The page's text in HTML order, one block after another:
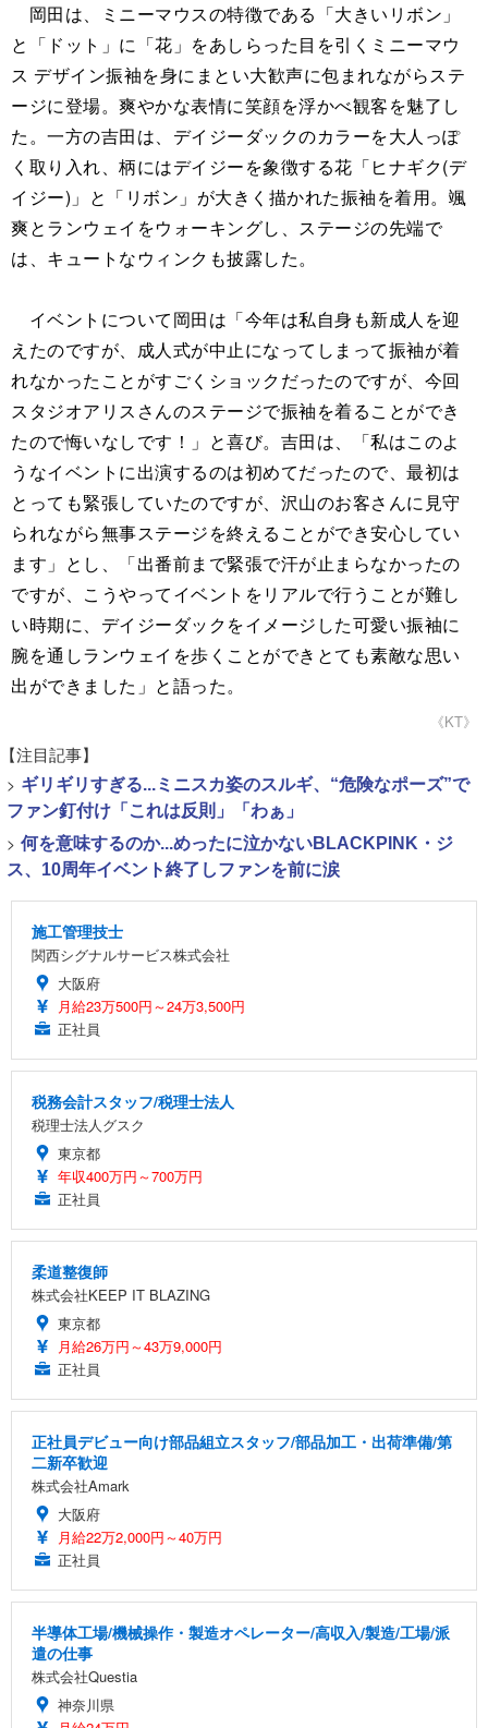
岡田は、ミニーマウスの特徴である「大きいリボン」
と「ドット」に「花」をあしらった目を引くミニーマウ
ス デザイン振袖を身にまとい大歓声に包まれながらステ
ージに登場。爽やかな表情に笑顔を浮かべ観客を魅了し
た。一方の吉田は、デイジーダックのカラーを大人っぽ
く取り入れ、柄にはデイジーを象徴する花「ヒナギク(デ
イジー)」と「リボン」が大きく描かれた振袖を着用。颯
爽とランウェイをウォーキングし、ステージの先端で
は、キュートなウィンクも披露した。
イベントについて岡田は「今年は私自身も新成人を迎
えたのですが、成人式が中止になってしまって振袖が着
れなかったことがすごくショックだったのですが、今回
スタジオアリスさんのステージで振袖を着ることができ
たので悔いなしです！」と喜び。吉田は、「私はこのよ
うなイベントに出演するのは初めてだったので、最初は
とっても緊張していたのですが、沢山のお客さんに見守
られながら無事ステージを終えることができ安心してい
ます」とし、「出番前まで緊張で汗が止まらなかったの
ですが、こうやってイベントをリアルで行うことが難し
い時期に、デイジーダックをイメージした可愛い振袖に
腕を通しランウェイを歩くことができとても素敵な思い
出ができました」と語った。
《KT》
【注目記事】
> ギリギリすぎる...ミニスカ姿のスルギ、“危険なポーズ”で
ファン釘付け「これは反則」「わぁ」
> 何を意味するのか...めったに泣かないBLACKPINK・ジ
ス、10周年イベント終了しファンを前に涙
施工管理技士
関西シグナルサービス株式会社
大阪府
月給23万500円～24万3,500円
正社員
税務会計スタッフ/税理士法人
税理士法人グスク
東京都
年収400万円～700万円
正社員
柔道整復師
株式会社KEEP IT BLAZING
東京都
月給26万円～43万9,000円
正社員
正社員デビュー向け部品組立スタッフ/部品加工・出荷準備/第
二新卒歓迎
株式会社Amark
大阪府
月給22万2,000円～40万円
正社員
半導体工場/機械操作・製造オペレーター/高収入/製造/工場/派
遣の仕事
株式会社Questia
神奈川県